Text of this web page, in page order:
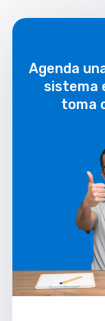
Agenda
sistema
toma